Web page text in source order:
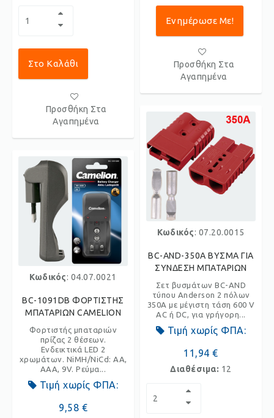
Στο Καλάθι
Προσθήκη Στα
Αγαπημένα
Κωδικός: 04.07.0021
BC-1091DB ΦΟΡΤΙΣΤΗΣ
ΜΠΑΤΑΡΙΩΝ CAMELION
Φορτιστής μπαταριών
πρίζας 2 θέσεων.
Ενδεικτικά LED 2
χρωμάτων. NiMH/NiCd: AA,
AAA, 9V. Ρεύμα...
Τιμή χωρίς ΦΠΑ:
9,58 €
Ενημέρωσε Με!
Προσθήκη Στα
Αγαπημένα
Κωδικός: 07.20.0015
BC-AND-350A ΒΥΣΜΑ ΓΙΑ
ΣΥΝΔΕΣΗ ΜΠΑΤΑΡΙΩΝ
Σετ βυσμάτων BC-AND
τύπου Anderson 2 πόλων
350A με μέγιστη τάση 600 V
AC ή DC, για γρήγορη...
Τιμή χωρίς ΦΠΑ:
11,94 €
Διαθέσιμα: 12